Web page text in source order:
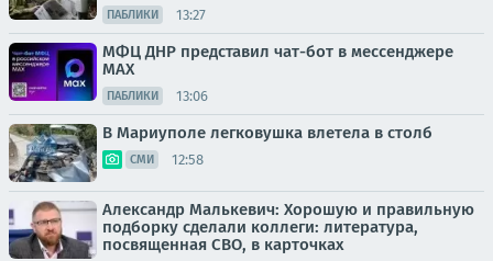
ПАБЛИКИ 13:27
МФЦ ДНР представил чат-бот в мессенджере
MAX
ПАБЛИКИ 13:06
В Мариуполе легковушка влетела в столб
СМИ 12:58
Александр Малькевич: Хорошую и правильную
подборку сделали коллеги: литература,
посвященная СВО, в карточках